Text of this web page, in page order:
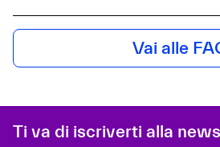
Vai alle
Ti va di iscriverti alla